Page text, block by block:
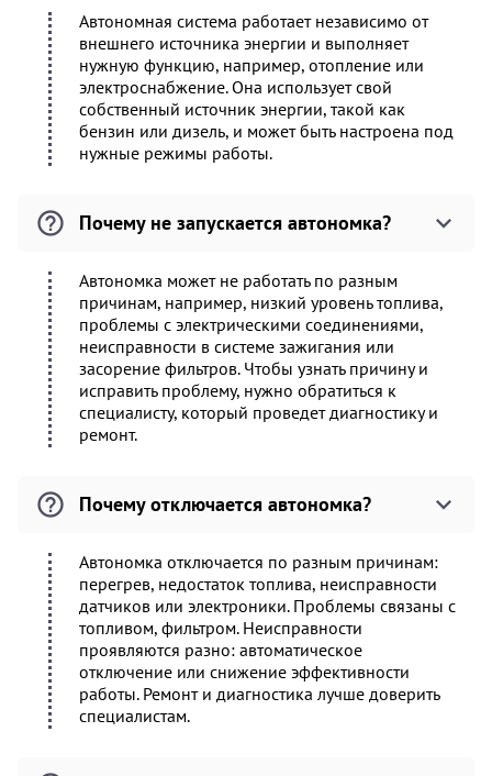
Автономная система работает независимо от
внешнего источника энергии и выполняет
нужную функцию, например, отопление или
электроснабжение. Она использует свой
собственный источник энергии, такой как
бензин или дизель, и может быть настроена под
нужные режимы работы.
Почему не запускается автономка?
Автономка может не работать по разным
причинам, например, низкий уровень топлива,
проблемы с электрическими соединениями,
неисправности в системе зажигания или
засорение фильтров. Чтобы узнать причину и
исправить проблему, нужно обратиться к
специалисту, который проведет диагностику и
ремонт.
Почему отключается автономка?
Автономка отключается по разным причинам:
перегрев, недостаток топлива, неисправности
датчиков или электроники. Проблемы связаны с
топливом, фильтром. Неисправности
проявляются разно: автоматическое
отключение или снижение эффективности
работы. Ремонт и диагностика лучше доверить
специалистам.